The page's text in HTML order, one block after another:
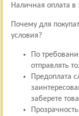
Наличная оплата
Почему для
условия?
По
отправлять
Предоплата
заберете